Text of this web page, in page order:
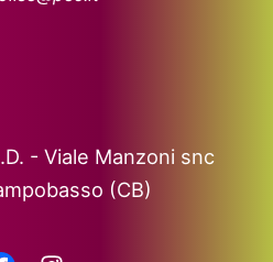
- Viale Manzoni snc
(CB)